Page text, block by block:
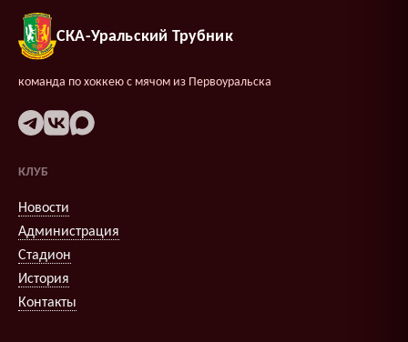
СКА-Уральский Трубник
команда по хоккею с мячом из Первоуральска
КЛУБ
Новости
Администрация
Стадион
История
Контакты